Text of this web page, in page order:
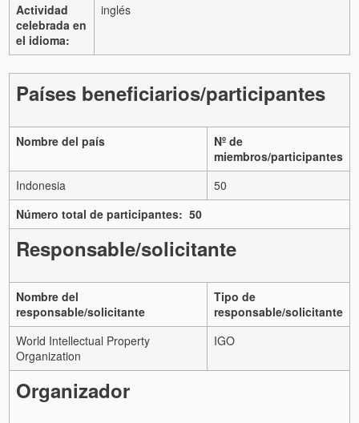
Actividad
celebrada en
el idioma:
inglés
Países beneficiarios/participantes
Nombre del país
Nº de
miembros/participantes
Indonesia
50
Número total de participantes: 50
Responsable/solicitante
Nombre del
responsable/solicitante
Tipo de
responsable/solicitante
World Intellectual Property
Organization
IGO
Organizador